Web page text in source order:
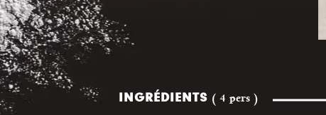
INGRÉDIENTS ( 4 pers )